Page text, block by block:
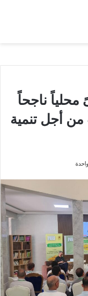
محلياً ناجحاً
من أجل تنمية